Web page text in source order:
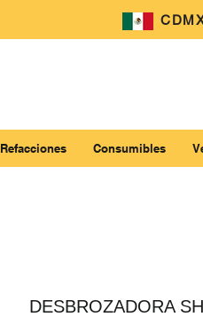
Refacciones Consumibles
DESBROZADORA